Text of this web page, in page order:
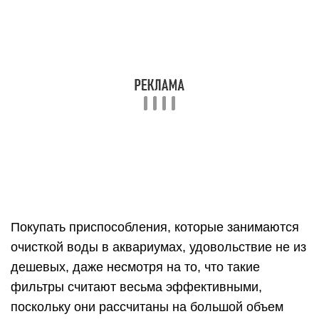
Покупать приспособления, которые занимаются
очисткой воды в аквариумах, удовольствие не из
дешевых, даже несмотря на то, что такие
фильтры считают весьма эффективными,
поскольку они рассчитаны на большой объем